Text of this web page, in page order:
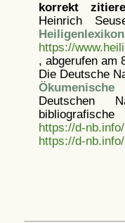
korrekt
Heinrich
Heiligenlexikon
https://
, abgerufen am
Die Deutsche
Deutschen
https://d-
https://d-